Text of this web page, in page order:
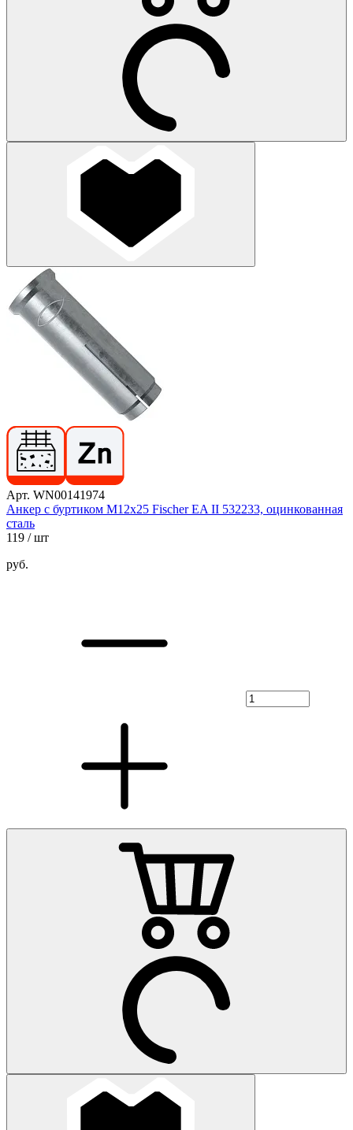
Арт. WN00141974
Анкер с буртиком М12х25 Fischer EA II 532233, оцинкованная
сталь
119 / шт
руб.